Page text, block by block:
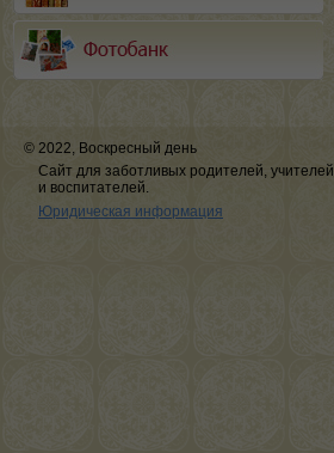
© 2022, Воскресный день
Сайт для заботливых родителей, учителей
и воспитателей.
Юридическая информация